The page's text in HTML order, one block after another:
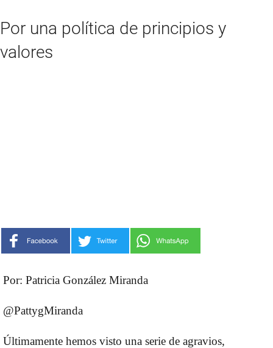
Por una política de principios y
valores
Por: Patricia González Miranda
@PattygMiranda
Últimamente hemos visto una serie de agravios,